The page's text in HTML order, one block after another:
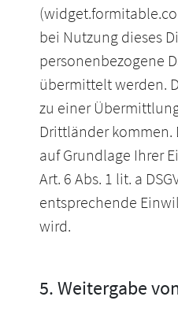
bei Nutzung dieses
personenbezogene
übermittelt werden.
zu einer
Drittländer
auf Grundlage Ihrer
Art. 6 Abs. 1 lit. a
entsprechende
wird.
5. Weitergabe